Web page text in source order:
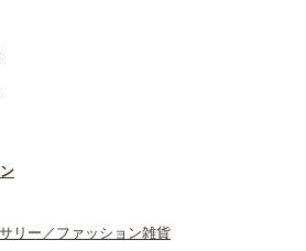
リー／ファッション雑貨